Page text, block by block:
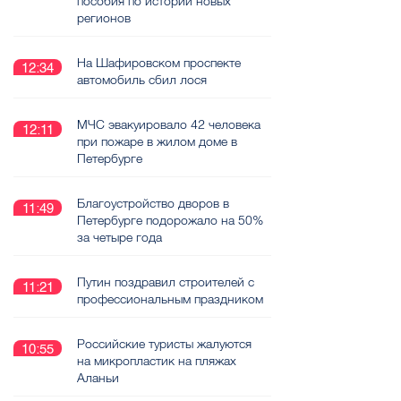
регионов
12:34
На Шафировском проспекте
автомобиль сбил лося
12:11
МЧС эвакуировало 42 человека
при пожаре в жилом доме в
Петербурге
11:49
Благоустройство дворов в
Петербурге подорожало на 50%
за четыре года
11:21
Путин поздравил строителей с
профессиональным праздником
10:55
Российские туристы жалуются
на микропластик на пляжах
Аланьи